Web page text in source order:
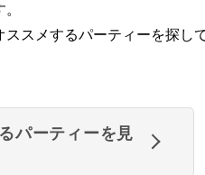
スメするパーティーを探し
パーティーを見